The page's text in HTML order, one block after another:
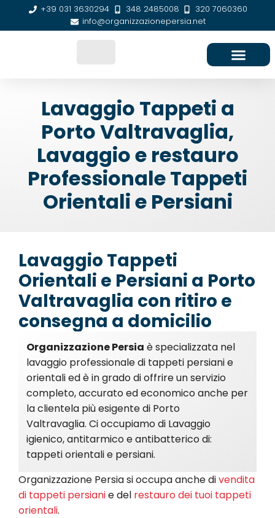
+39 031 3630294 348 2485008
320 7060360
info@organizzazionepersia.net
Lavaggio Tappeti a
Porto Valtravaglia,
Lavaggio e restauro
Professionale Tappeti
Orientali e Persiani
Lavaggio Tappeti
Orientali e Persiani a Porto
Valtravaglia con ritiro e
consegna a domicilio
Organizzazione Persia è specializzata nel
lavaggio professionale di tappeti persiani e
orientali ed è in grado di offrire un servizio
completo, accurato ed economico anche per
la clientela più esigente di Porto
Valtravaglia. Ci occupiamo di Lavaggio
igienico, antitarmico e antibatterico di:
tappeti orientali e persiani.
Organizzazione Persia si occupa anche divendita
di tappeti persianie del restauro dei tuoi tappeti
orientali.